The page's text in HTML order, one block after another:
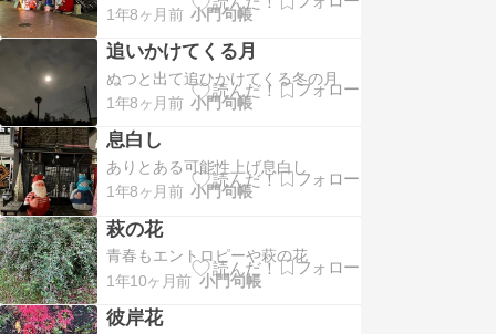
1年8ヶ月前 小門句帳
追いかけてくる月
ぬつと出て追ひかけてくる冬の月
1年8ヶ月前 小門句帳
息白し
ありとある可能性上げ息白し
1年8ヶ月前 小門句帳
萩の花
青春もエントロピーや萩の花
1年10ヶ月前 小門句帳
彼岸花